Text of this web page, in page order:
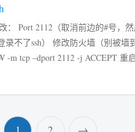
： Port 2112（取消前边的#号，
不了ssh） 修改防火墙（别被墙
tcp –dport 2112 -j ACCEPT 重